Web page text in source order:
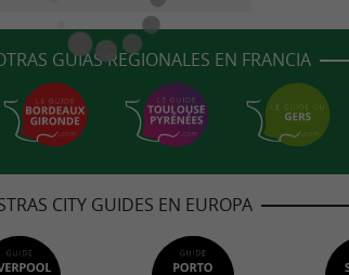
GUÍAS REGIONALES EN FRANCIA
CITY GUIDES EN EUROPA